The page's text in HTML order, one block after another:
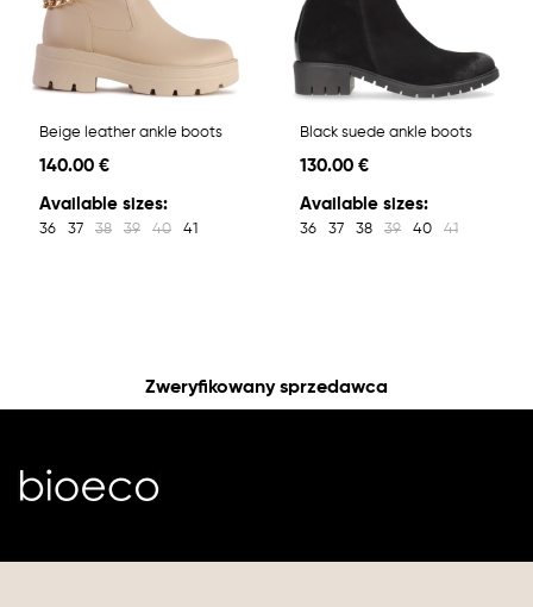
Beige leather ankle boots
140.00 €
Available sizes:
36 37 38 39 40 41
Black suede ankle boots
130.00 €
Available sizes:
36 37 38 39 40 41
Zweryfikowany sprzedawca